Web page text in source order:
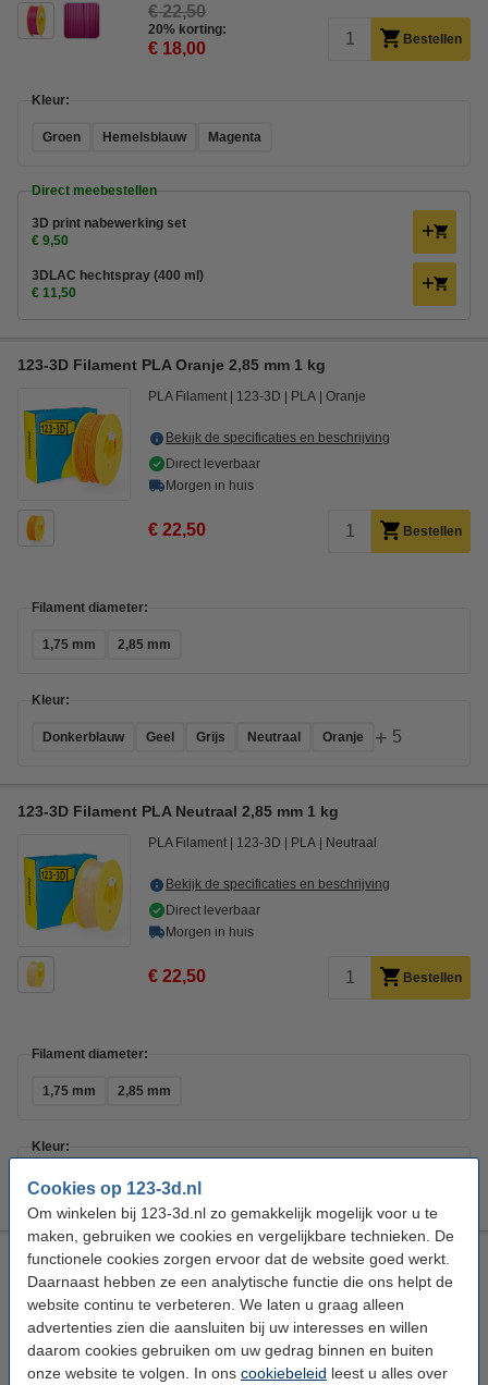
Cookies op 123-3d.nl
Om winkelen bij 123-3d.nl zo gemakkelijk mogelijk voor u te
maken, gebruiken we cookies en vergelijkbare technieken. De
functionele cookies zorgen ervoor dat de website goed werkt.
Daarnaast hebben ze een analytische functie die ons helpt de
website continu te verbeteren. We laten u graag alleen
advertenties zien die aansluiten bij uw interesses en willen
daarom cookies gebruiken om uw gedrag binnen en buiten
onze website te volgen. In ons cookiebeleid leest u alles over
€ 22,50
20% korting:
€ 18,00 Bestellen
Kleur:
Groen Hemelsblauw Magenta
Direct meebestellen
3D print nabewerking set
€ 9,50
3DLAC hechtspray (400 ml)
€ 11,50
123-3D Filament PLA Oranje 2,85 mm 1 kg
PLA Filament 123-3D PLA Oranje
Bekijk de specificaties en beschrijving
Direct leverbaar
Morgen in huis
€ 22,50 Bestellen
Filament diameter:
1,75 mm 2,85 mm
Kleur:
Donkerblauw Geel Grijs Neutraal Oranje + 5
123-3D Filament PLA Neutraal 2,85 mm 1 kg
PLA Filament 123-3D PLA Neutraal
Bekijk de specificaties en beschrijving
Direct leverbaar
Morgen in huis
€ 22,50 Bestellen
Filament diameter:
1,75 mm 2,85 mm
Kleur:
Donkerblauw Geel Grijs
123-3D Hout filament Dennen 2,85 mm PLA Hout 0,75 kg
(Jupiter serie)
PLA Filament 123-3D PLA Wood Dennen
Bekijk de specificaties en beschrijving
Direct leverbaar